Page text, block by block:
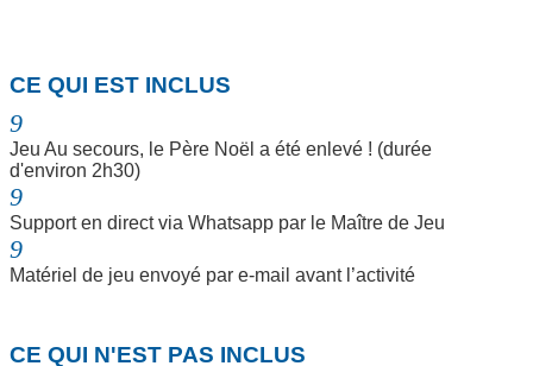
CE QUI EST INCLUS
9
Jeu Au secours, le Père Noël a été enlevé ! (durée
d'environ 2h30)
9
Support en direct via Whatsapp par le Maître de Jeu
9
Matériel de jeu envoyé par e-mail avant l’activité
CE QUI N'EST PAS INCLUS